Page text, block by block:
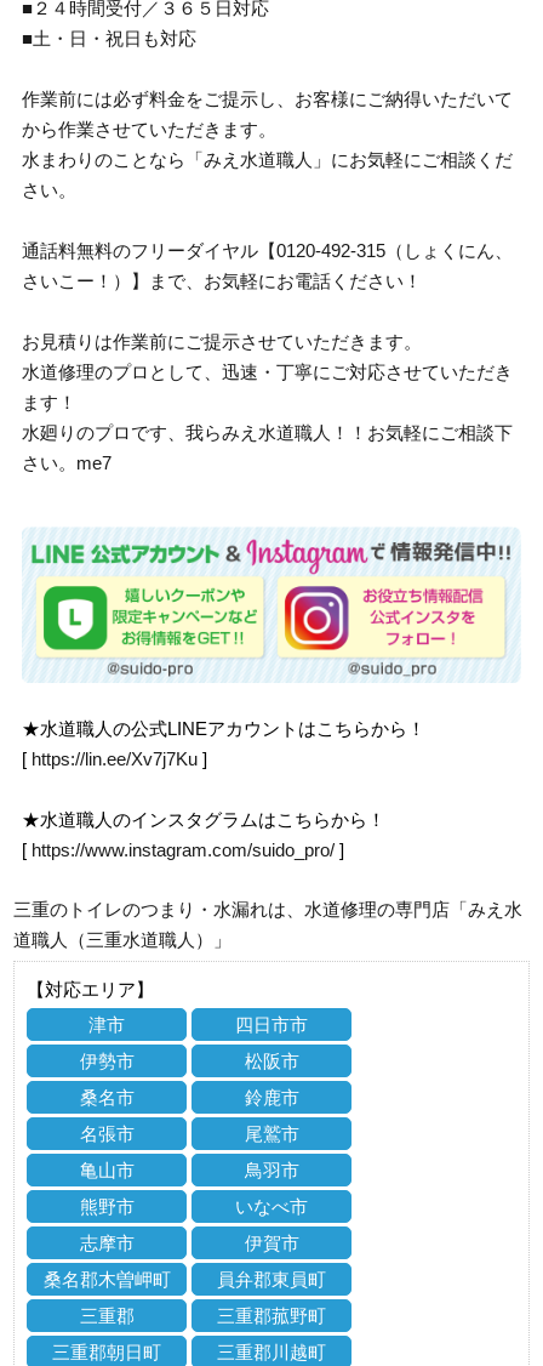
■２４時間受付／３６５日対応
■土・日・祝日も対応
作業前には必ず料金をご提示し、お客様にご納得いただいて
から作業させていただきます。
水まわりのことなら「みえ水道職人」にお気軽にご相談くだ
さい。
通話料無料のフリーダイヤル【0120-492-315（しょくにん、
さいこー！）】まで、お気軽にお電話ください！
お見積りは作業前にご提示させていただきます。
水道修理のプロとして、迅速・丁寧にご対応させていただき
ます！
水廻りのプロです、我らみえ水道職人！！お気軽にご相談下
さい。me7
★水道職人の公式LINEアカウントはこちらから！
[ https://lin.ee/Xv7j7Ku ]
★水道職人のインスタグラムはこちらから！
[ https://www.instagram.com/suido_pro/ ]
三重のトイレのつまり・水漏れは、水道修理の専門店「みえ水
道職人（三重水道職人）」
【対応エリア】
津市
四日市市
伊勢市
松阪市
桑名市
鈴鹿市
名張市
尾鷲市
亀山市
鳥羽市
熊野市
いなべ市
志摩市
伊賀市
桑名郡木曽岬町
員弁郡東員町
三重郡
三重郡菰野町
三重郡朝日町
三重郡川越町